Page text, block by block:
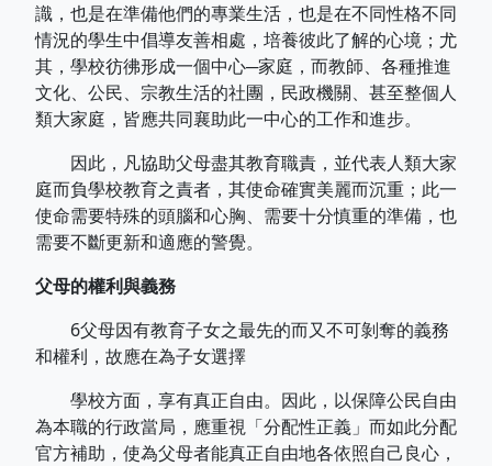
識，也是在準備他們的專業生活，也是在不同性格不同
情況的學生中倡導友善相處，培養彼此了解的心境；尤
其，學校彷彿形成一個中心─家庭，而教師、各種推進
文化、公民、宗教生活的社團，民政機關、甚至整個人
類大家庭，皆應共同襄助此一中心的工作和進步。
因此，凡協助父母盡其教育職責，並代表人類大家
庭而負學校教育之責者，其使命確實美麗而沉重；此一
使命需要特殊的頭腦和心胸、需要十分慎重的準備，也
需要不斷更新和適應的警覺。
父母的權利與義務
6父母因有教育子女之最先的而又不可剝奪的義務
和權利，故應在為子女選擇
學校方面，享有真正自由。因此，以保障公民自由
為本職的行政當局，應重視「分配性正義」而如此分配
官方補助，使為父母者能真正自由地各依照自己良心，